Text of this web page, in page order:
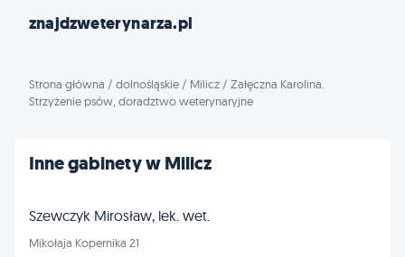
znajdzweterynarza.pl
Strona główna / dolnośląskie / Milicz / Załęczna Karolina.
Strzyżenie psów, doradztwo weterynaryjne
Inne gabinety w Milicz
Szewczyk Mirosław, lek. wet.
Mikołaja Kopernika 21